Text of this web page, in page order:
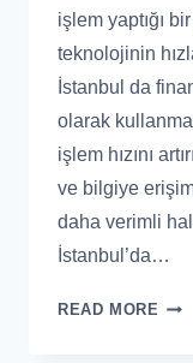
işlem yaptığı
teknolojinin
İstanbul da
olarak
işlem hızını
ve bilgiye
daha verimli
İstanbul’da…
READ MORE